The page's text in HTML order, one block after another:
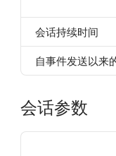
会话持续时间
自事件发送以来
会话参数